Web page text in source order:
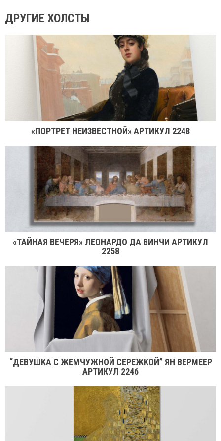
ДРУГИЕ ХОЛСТЫ
«ПОРТРЕТ НЕИЗВЕСТНОЙ» АРТИКУЛ 2248
«ТАЙНАЯ ВЕЧЕРЯ» ЛЕОНАРДО ДА ВИНЧИ АРТИКУЛ
2258
“ДЕВУШКА С ЖЕМЧУЖНОЙ СЕРЕЖКОЙ” ЯН ВЕРМЕЕР
АРТИКУЛ 2246